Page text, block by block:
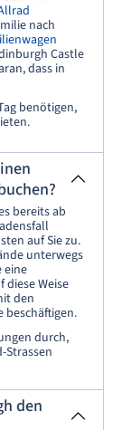
nach
Castle
dass in
benötigen,
bereits ab
auf Sie zu.
unterwegs
eine
Weise
den
beschäftigen.
durch,
Strassen
den